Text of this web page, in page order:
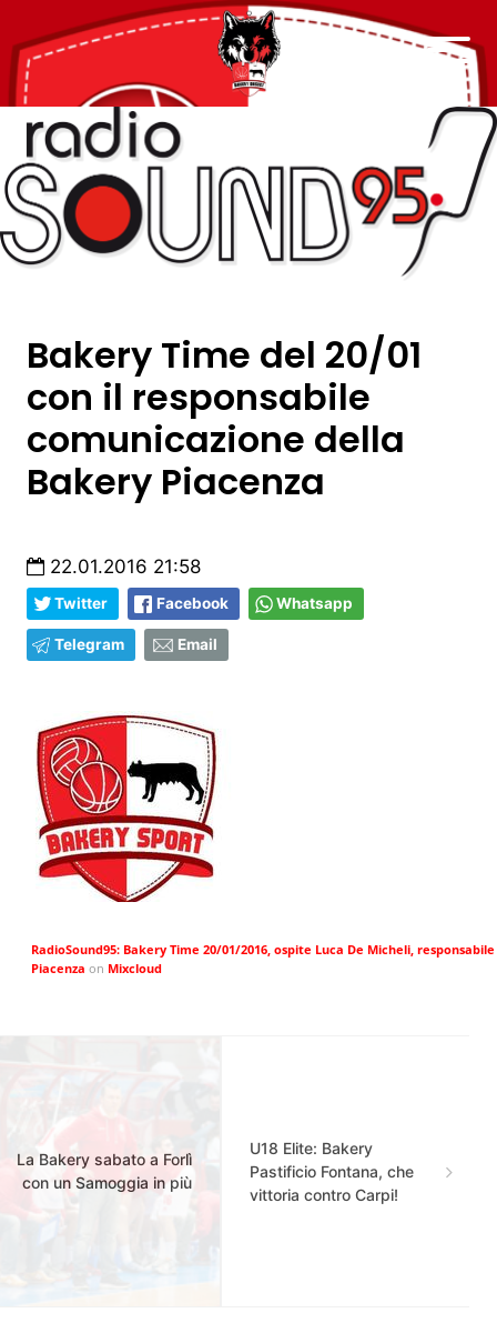
Bakery Time del 20/01
con il responsabile
comunicazione della
Bakery Piacenza
22.01.2016 21:58
Twitter Facebook Whatsapp
Telegram Email
RadioSound95: Bakery Time 20/01/2016, ospite Luca De Micheli,
Piacenza on Mixcloud
La Bakery sabato a Forlì
con un Samoggia in più
U18 Elite: Bakery
Pastificio Fontana, che
vittoria contro Carpi!